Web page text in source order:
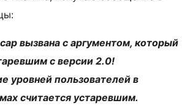
вызвана с аргументом, который
с версии 2.0!
уровней пользователей в
считается устаревшим.